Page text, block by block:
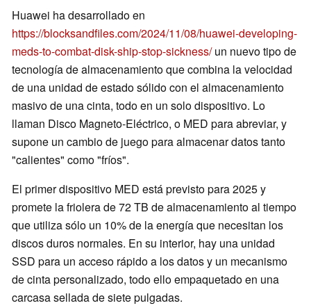
Huawei ha desarrollado en
https://blocksandfiles.com/2024/11/08/huawei-developing-
meds-to-combat-disk-ship-stop-sickness/un nuevo tipo de
tecnología de almacenamiento que combina la velocidad
de una unidad de estado sólido con el almacenamiento
masivo de una cinta, todo en un solo dispositivo. Lo
llaman Disco Magneto-Eléctrico, o MED para abreviar, y
supone un cambio de juego para almacenar datos tanto
"calientes" como "fríos".
El primer dispositivo MED está previsto para 2025 y
promete la friolera de 72 TB de almacenamiento al tiempo
que utiliza sólo un 10% de la energía que necesitan los
discos duros normales. En su interior, hay una unidad
SSD para un acceso rápido a los datos y un mecanismo
de cinta personalizado, todo ello empaquetado en una
carcasa sellada de siete pulgadas.